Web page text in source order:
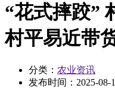
“花式摔跤”
村平易近带
分类： 农业资讯
发布时间： 2025-08-